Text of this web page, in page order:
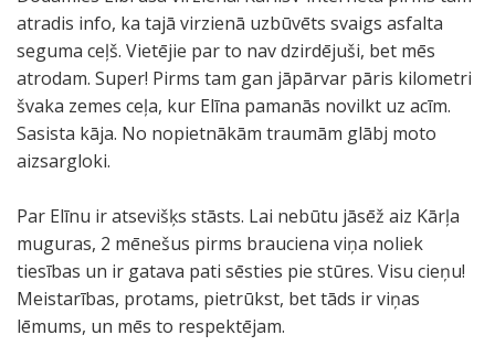
atradis info, ka tajā virzienā uzbūvēts svaigs asfalta
seguma ceļš. Vietējie par to nav dzirdējuši, bet mēs
atrodam. Super! Pirms tam gan jāpārvar pāris kilometri
švaka zemes ceļa, kur Elīna pamanās novilkt uz acīm.
Sasista kāja. No nopietnākām traumām glābj moto
aizsargloki.
Par Elīnu ir atsevišķs stāsts. Lai nebūtu jāsēž aiz Kārļa
muguras, 2 mēnešus pirms brauciena viņa noliek
tiesības un ir gatava pati sēsties pie stūres. Visu cieņu!
Meistarības, protams, pietrūkst, bet tāds ir viņas
lēmums, un mēs to respektējam.